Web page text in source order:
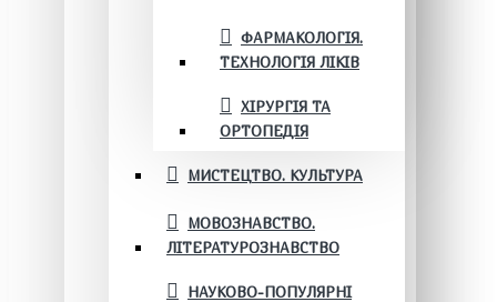
ФАРМАКОЛОГІЯ.
ТЕХНОЛОГІЯ ЛІКІВ
ХІРУРГІЯ ТА
ОРТОПЕДІЯ
МИСТЕЦТВО. КУЛЬТУРА
МОВОЗНАВСТВО.
ЛІТЕРАТУРОЗНАВСТВО
НАУКОВО-ПОПУЛЯРНІ